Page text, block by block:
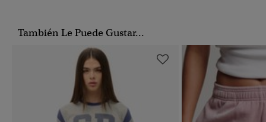
También Le Puede Gustar...